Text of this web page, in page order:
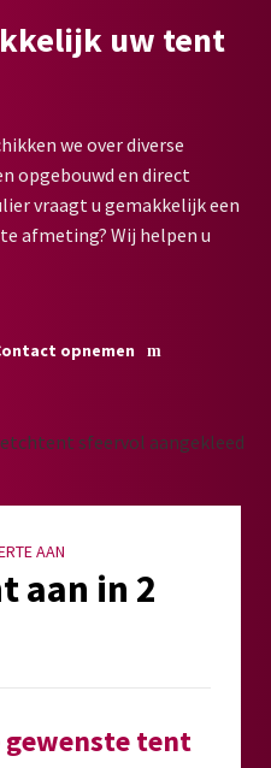
uw tent
we over diverse
opgebouwd en direct
vraagt u gemakkelijk een
afmeting? Wij helpen u
opnemen
AAN
aan in 2
gewenste tent